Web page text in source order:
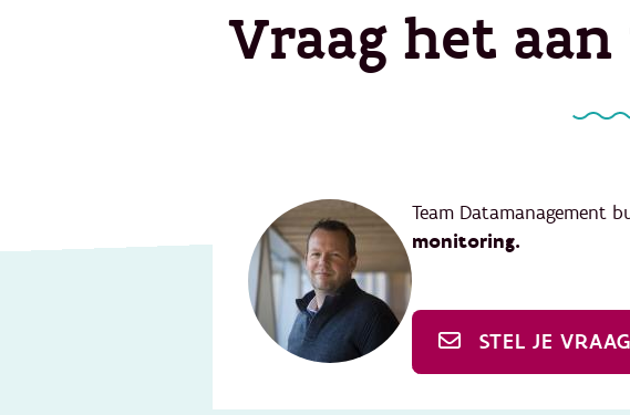
Vraag het
Team Datamanagement
monitoring.
STEL JE VRAAG